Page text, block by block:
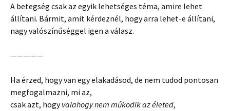
A betegség csak az egyik lehetséges téma, amire lehet
állítani. Bármit, amit kérdeznél, hogy arra lehet-e állítani,
nagy valószínűséggel igen a válasz.
—————
Ha érzed, hogy van egy elakadásod, de nem tudod pontosan
megfogalmazni, mi az,
csak azt, hogyvalahogy nem működik az életed,